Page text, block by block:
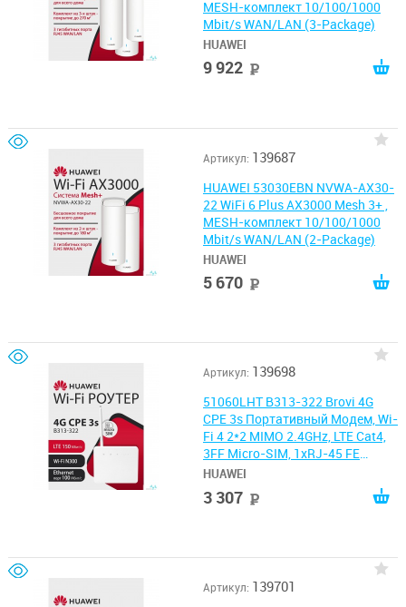
MESH-комплект 10/100/1000
Mbit/s WAN/LAN (3-Package)
HUAWEI
9 922
Артикул: 139687
HUAWEI 53030EBN NVWA-AX30-
22 WiFi 6 Plus AX3000 Mesh 3+ ,
MESH-комплект 10/100/1000
Mbit/s WAN/LAN (2-Package)
HUAWEI
5 670
Артикул: 139698
51060LHT B313-322 Brovi 4G
CPE 3s Портативный Модем, Wi-
Fi 4 2*2 MIMO 2.4GHz, LTE Cat4,
3FF Micro-SIM, 1xRJ-45 FE
(LAN/WAN), 1xSMA
HUAWEI
3 307
Артикул: 139701